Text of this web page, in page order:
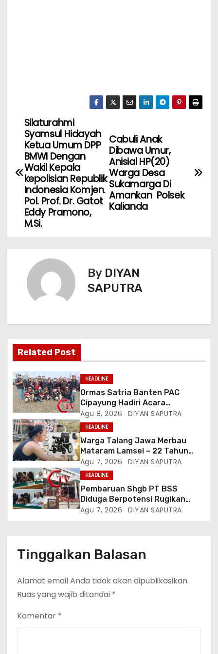
Cabuli Anak
Dibawa Umur,
Anisial HP(20)
Warga Desa
Sukamarga Di
Amankan Polsek
Kalianda
Silaturahmi
Syamsul Hidayah
Ketua Umum DPP
BMWI Dengan
Wakil Kepala
kepolisian Republik
Indonesia Komjen.
Pol. Prof. Dr. Gatot
Eddy Pramono,
M.Si.
By DIYAN
SAPUTRA
Related Post
HEADLINE
Ormas Satria Banten PAC
Cipayung Hadiri Acara
Menjelang HUT Ke-81
Kemerdekaan RI Di Silang Monas
Agu 8, 2026 DIYAN SAPUTRA
HEADLINE
Warga Talang Jawa Merbau
Mataram Lamsel – 22 Tahun
Lumpuh Vina Agustina Viral Di
Tiktok Inginkan Kursi Roda
Listrik, Kepala Perwakilan
Provinsi Lampung Media
Cakrawala Tv Meminta Pemda
Lamsel Bertindak
Agu 7, 2026 DIYAN SAPUTRA
HEADLINE
Pembaruan Shgb PT BSS
Diduga Berpotensi Rugikan
Negara, Kementrian ATR/BPN Di
Agu 7, 2026 DIYAN SAPUTRA
Tinggalkan Balasan
Alamat email Anda tidak akan dipublikasikan.
Ruas yang wajib ditandai *
Komentar *